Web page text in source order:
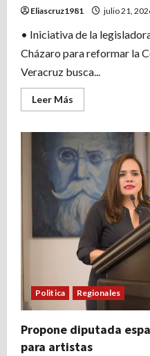
Eliascruz1981 julio 21,
• Iniciativa de la
Cházaro para reformar la
Veracruz busca...
Leer Más
más
diputada
proyecto
de
armonización
de
reforma
al
Poder
Judicial
Politica Regionales
Propone diputada
para artistas